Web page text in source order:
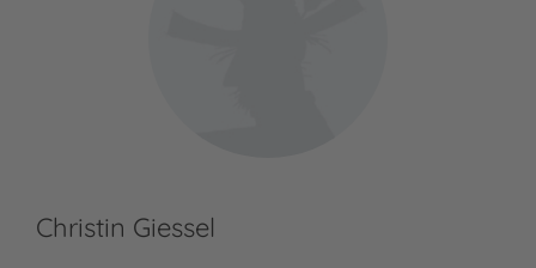
Christin Giessel